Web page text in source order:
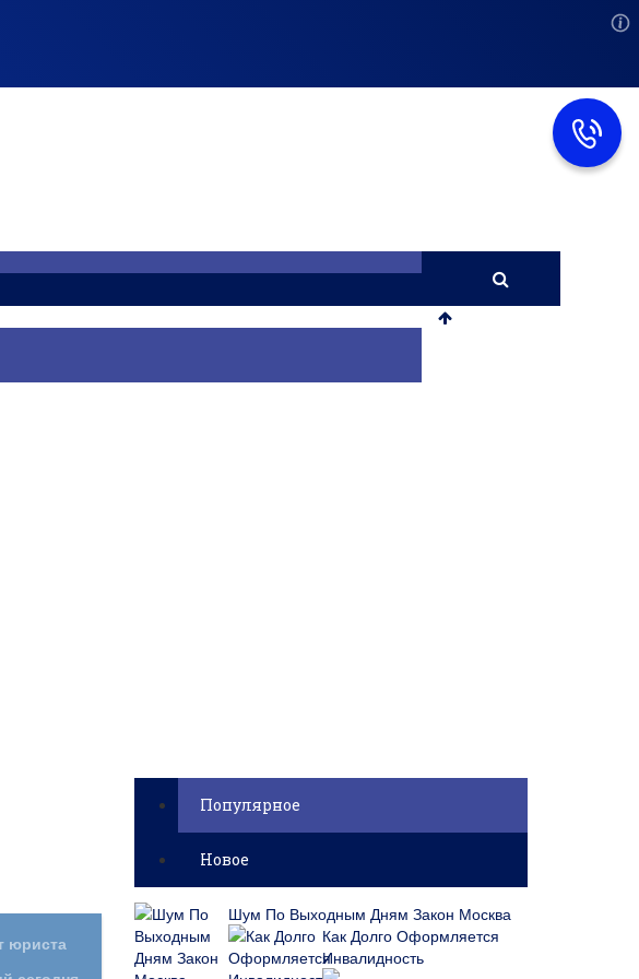
Популярное
Новое
Шум По Выходным Дням Закон Москва
Как Долго Оформляется
Инвалидность